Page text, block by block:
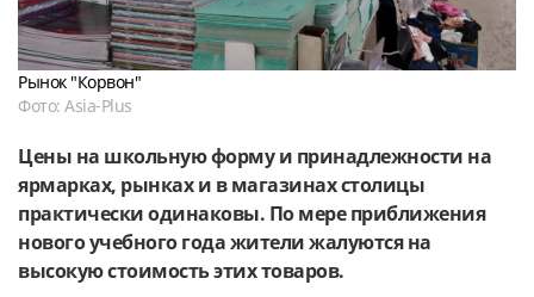
Рынок "Корвон"
Фото: Asia-Plus
Цены на школьную форму и принадлежности на
ярмарках, рынках и в магазинах столицы
практически одинаковы. По мере приближения
нового учебного года жители жалуются на
высокую стоимость этих товаров.